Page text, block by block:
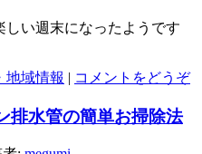
い週末になったようです
地域情報 | コメントをどうぞ
排水管の簡単お掃除法